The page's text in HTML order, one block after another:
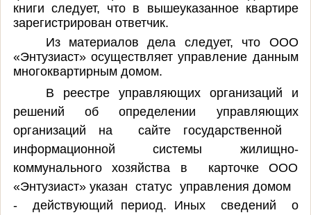
книги следует, что в вышеуказанное квартире
зарегистрирован ответчик.
Из материалов дела следует, что ООО
«Энтузиаст» осуществляет управление данным
многоквартирным домом.
В реестре управляющих организаций и
решений об определении управляющих
организаций на сайте государственной
информационной системы жилищно-
коммунального хозяйства в карточке ООО
«Энтузиаст» указан статус управления домом
- действующий период. Иных сведений о